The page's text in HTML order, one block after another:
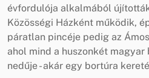
évfordulója alkalmából
Közösségi Házként működik,
páratlan pincéje pedig az
ahol mind a huszonkét
nedűje - akár egy bortúra